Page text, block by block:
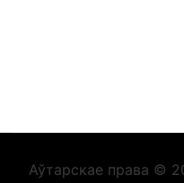
Аўтарскае права ©